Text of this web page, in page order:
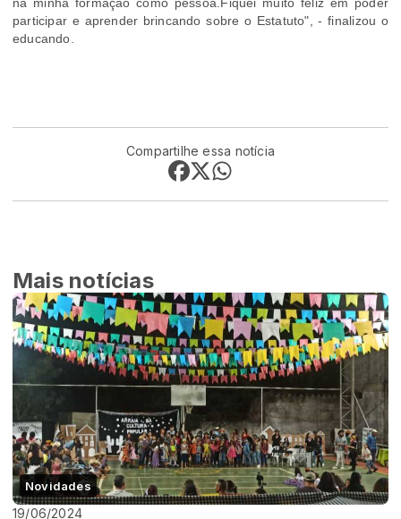
na minha formação como pessoa.Fiquei muito feliz em poder
participar e aprender brincando sobre o Estatuto", - finalizou o
educando.
Compartilhe essa notícia
Mais notícias
Novidades
19/06/2024